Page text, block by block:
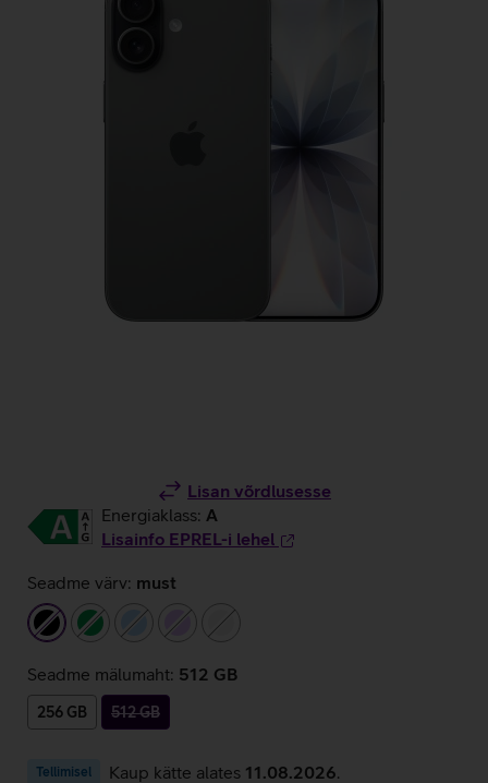
Lisan võrdlusesse
Energiaklass: A
Lisainfo EPREL-i lehel
Seadme värv: must
mustrohelinehelesininehelelillavalge
Seadme mälumaht: 512 GB
256 GB 512 GB
Tellimisel Kaup kätte alates 11.08.2026